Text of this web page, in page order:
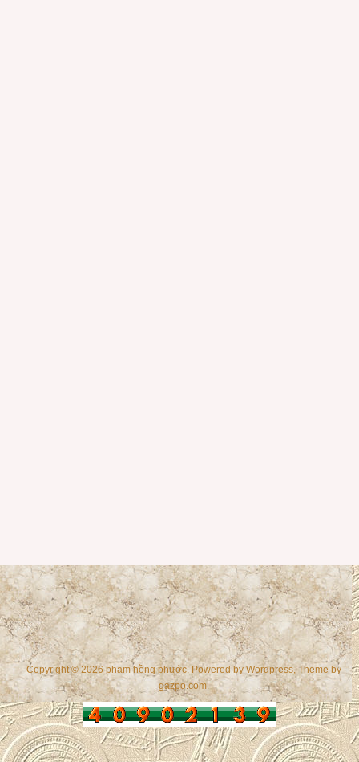
Copyright © 2026 phạm hồng phước. Powered byWordpress , Theme by
gazpo.com.